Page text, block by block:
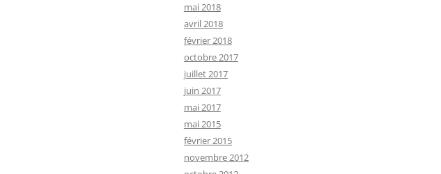
mai 2018
avril 2018
février 2018
octobre 2017
juillet 2017
juin 2017
mai 2017
mai 2015
février 2015
novembre 2012